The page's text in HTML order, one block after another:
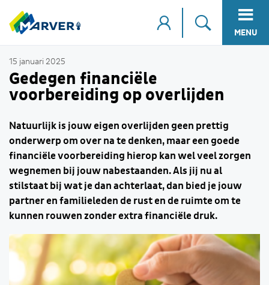
MENU
15 januari 2025
Gedegen financiële
voorbereiding op overlijden
Natuurlijk is jouw eigen overlijden geen prettig
onderwerp om over na te denken, maar een goede
financiële voorbereiding hierop kan wel veel zorgen
wegnemen bij jouw nabestaanden. Als jij nu al
stilstaat bij wat je dan achterlaat, dan bied je jouw
partner en familieleden de rust en de ruimte om te
kunnen rouwen zonder extra financiële druk.